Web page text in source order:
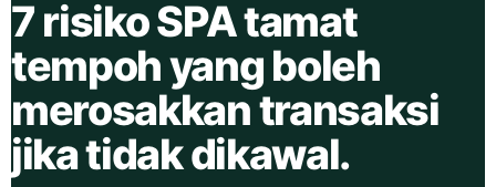
7 risiko SPA tamat
tempoh yang boleh
merosakkan transaksi
jika tidak dikawal.